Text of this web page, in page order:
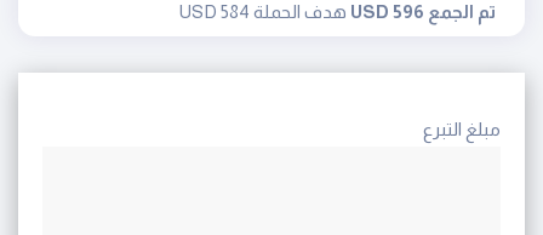
تم الجمع 596 USD هدف الحملة 584 USD
مبلغ التبرع